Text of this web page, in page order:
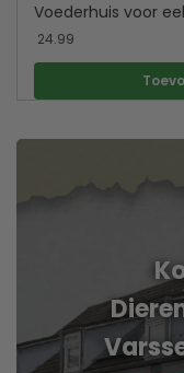
Voederhuis voor
24.99